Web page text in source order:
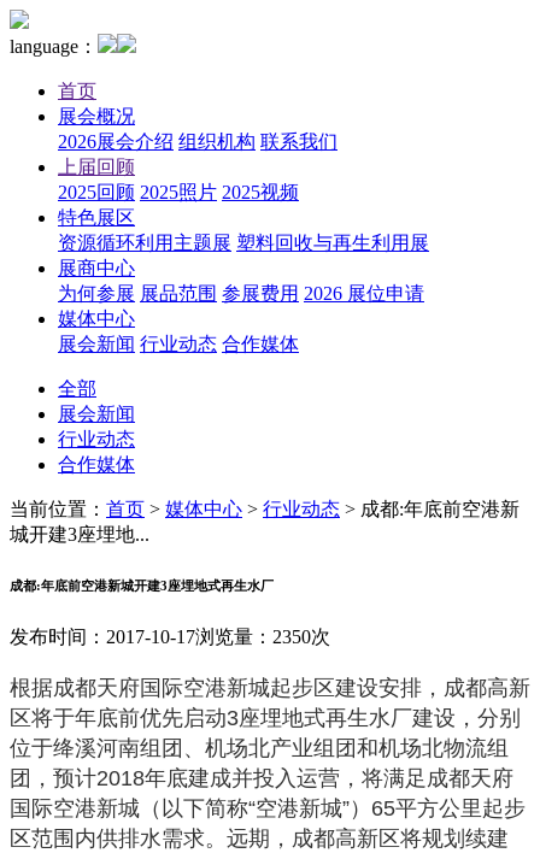
language：
首页
展会概况
2026展会介绍 组织机构 联系我们
上届回顾
2025回顾 2025照片 2025视频
特色展区
资源循环利用主题展 塑料回收与再生利用展
展商中心
为何参展 展品范围 参展费用 2026 展位申请
媒体中心
展会新闻 行业动态 合作媒体
全部
展会新闻
行业动态
合作媒体
当前位置： 首页 > 媒体中心 > 行业动态 > 成都:年底前空港新
城开建3座埋地...
成都:年底前空港新城开建3座埋地式再生水厂
发布时间：2017-10-17浏览量：2350次
根据成都天府国际空港新城起步区建设安排，成都高新
区将于年底前优先启动3座埋地式再生水厂建设，分别
位于绛溪河南组团、机场北产业组团和机场北物流组
团，预计2018年底建成并投入运营，将满足成都天府
国际空港新城（以下简称“空港新城”）65平方公里起步
区范围内供排水需求。远期，成都高新区将规划续建